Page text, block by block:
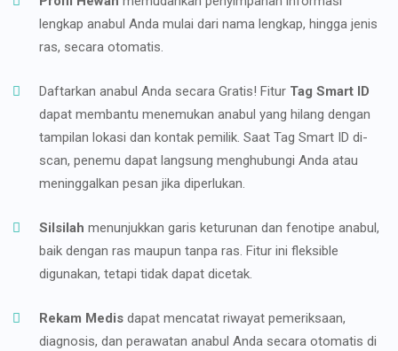
lengkap anabul Anda mulai dari nama lengkap, hingga jenis
ras, secara otomatis.
Daftarkan anabul Anda secara Gratis! Fitur Tag Smart ID
dapat membantu menemukan anabul yang hilang dengan
tampilan lokasi dan kontak pemilik. Saat Tag Smart ID di-
scan, penemu dapat langsung menghubungi Anda atau
meninggalkan pesan jika diperlukan.
Silsilah menunjukkan garis keturunan dan fenotipe anabul,
baik dengan ras maupun tanpa ras. Fitur ini fleksible
digunakan, tetapi tidak dapat dicetak.
Rekam Medis dapat mencatat riwayat pemeriksaan,
diagnosis, dan perawatan anabul Anda secara otomatis di